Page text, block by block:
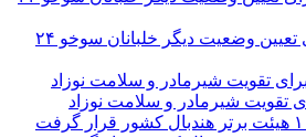
بسیج تمام ظرفیت‌ها برای تعیین وضعیت دیگر خلبانان سوخو ۲۴
تقویت شیرمادر و سلامت نوزاد